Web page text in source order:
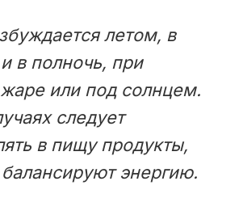
летом, в
в полночь, при
или под солнцем.
следует
в пищу продукты,
энергию.